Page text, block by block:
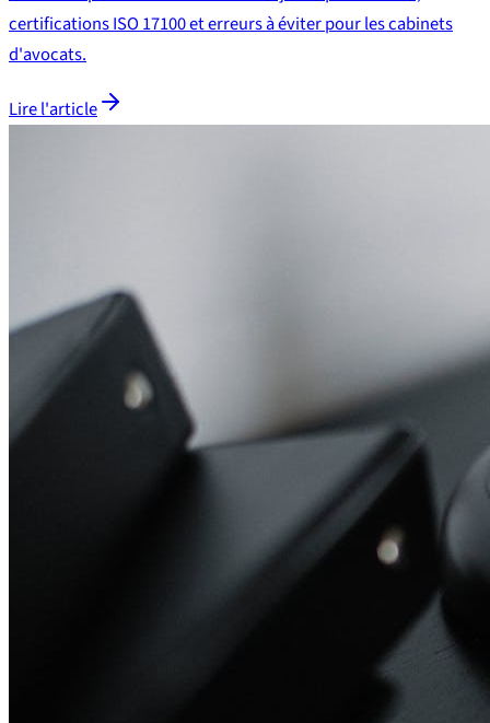
certifications ISO 17100 et erreurs à éviter pour les cabinets
d'avocats.
Lire l'article